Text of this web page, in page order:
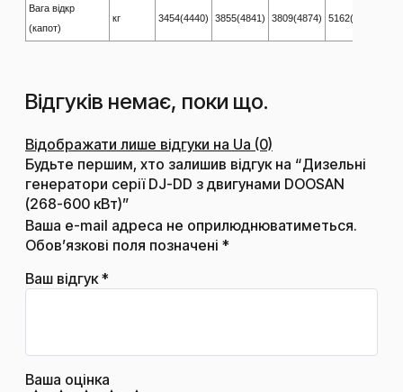
Вага відкр
(капот)
кг 3454(4440) 3855(4841) 3809(4874) 5162(4021)
Відгуків немає, поки що.
Відображати лише відгуки на Ua (0)
Будьте першим, хто залишив відгук на “Дизельні
генератори серії DJ-DD з двигунами DOOSAN
(268-600 кВт)”
Ваша e-mail адреса не оприлюднюватиметься.
Обов’язкові поля позначені *
Ваш відгук*
Ваша оцінка